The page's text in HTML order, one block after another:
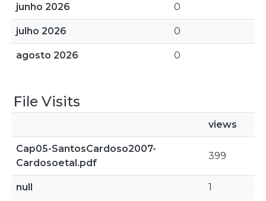
junho 2026 0
julho 2026 0
agosto 2026 0
File Visits
views
Cap05-SantosCardoso2007-
Cardosoetal.pdf
399
null 1